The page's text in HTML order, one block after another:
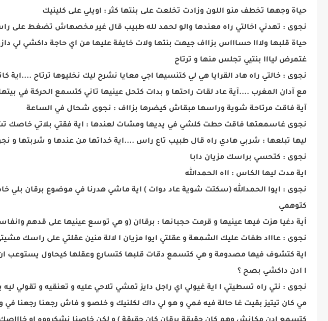
حياة وجهها تخطف منو اللون وزادت تخلعت على بنتها كثر : اويلي على كلينيك
نجوى : تهدني اخالتي راه معندها والو لحمد لله طبيب قال غير مخصهاش تضغط
حياة قلبها ولااا حساااس بزااف جيهت بنتها ولات خايفة عليها من اي حاجة داكشي
غتمرض ليااا بنتيي تجلس منها و ترتاح
نجوى : خالتي راه هاد القرايا هي لي كتنسيها اجي معايا نشرح ليك نخليوها ترتاح
مع آدان المغرب ....آية عاد لقات راحتها و بدات كتحل عينيها تاني كتسمع الحركة في
آية فاقت مرتاحة شوية وراسها مبقاش كيضرها بزااف : نجوى شحال في الساعة
نجوى غاسمعتها فاقت حطت كلشي في يديها ومشات لعندها : اية فقتي بلاتي خاصك
ليها تبلعها : شربي هادي راه قال طبيب تاع راس ....اية خداتها من عندها و شربتها و
نجوى : كتحسي براسك مزيان دابا
اية مدت ليها الكاس : ااه الحمدالله
نجوى : ايوا الحمدالله (سكتت شوية عاد دوات ) اية ماشي هدرنا في موضوع برقان
كتوهمي
أية دغيا هزت فيها عينيها و قرمت حجبانها : برقاان (و هي توسع عينيها على قدهم
نجوى : عاااد طفات عليك الشمعة و عقلتي ايوا مزيان ا لالة منين عقلتي على راسك مشيتي
اية كتشوف فيها مصدومة و هي كتسمع دقات قلبها كتسارع وعقلها كيحاول
ا ادن داكشي بصح ؟
نجوى : نتي راه تسطيتي ا اية غيولي اي راجل دايز تمشي تلاحي عليه و تعنقيه و
مي كان تيتيز بقيت غا حالة فيه فمي و هو لي داك لكلنيك و خلصو و فاش رجعنا رجعنا